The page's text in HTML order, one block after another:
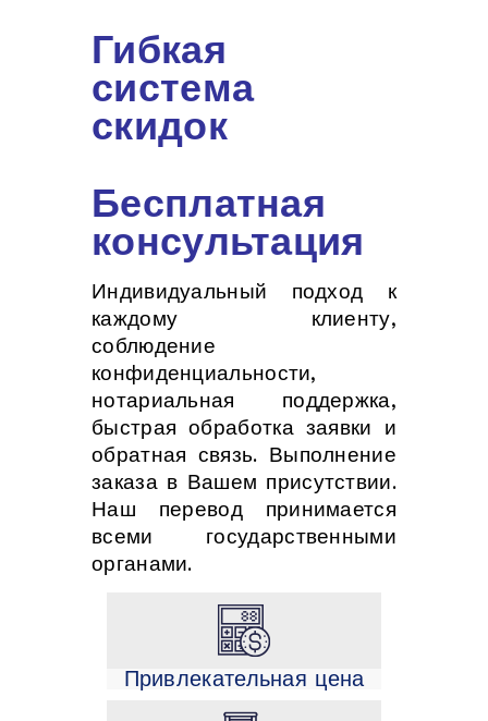
Гибкая
система
скидок
Бесплатная
консультация
Индивидуальный подход к
каждому клиенту,
соблюдение
конфиденциальности,
нотариальная поддержка,
быстрая обработка заявки и
обратная связь. Выполнение
заказа в Вашем присутствии.
Наш перевод принимается
всеми государственными
органами.
Привлекательная цена